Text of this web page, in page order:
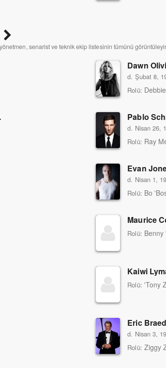
senarist ve teknik ekip listesinin tümünü
Dawn
d. Şubat 8,
Rolü:
Pablo
d. Nisan 26,
Rolü: Ray
Evan
d. Nisan 1,
Rolü: Bo
Maurice
Rolü:
Kaiwi
Rolü: 'Tony
Eric
d. Nisan 3,
Rolü: Ziggy